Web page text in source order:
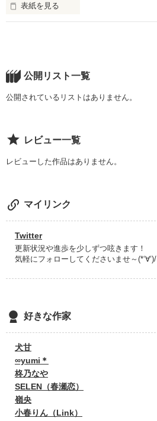
表紙を見る
絵に描いたような王子くん。
そんなところも好きだけど。
ちょっぴり
女の子に優しくしすぎじゃないの？
...なんてね。
公開リスト一覧
公開されているリストはありません。
レビュー一覧
レビューした作品はありません。
マイリンク
Twitter
更新状況や進歩を少しずつ呟きます！
気軽にフォローしてくださいませ～(*‘∀‘)/
好きな作家
犬甘
∞yumi＊
柊乃なや
SELEN（春瀬恋）
嶺央
小春りん（Link）